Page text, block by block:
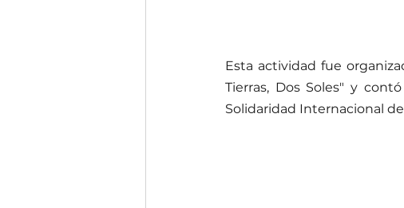
Esta actividad fue
Tierras, Dos Soles" y
Solidaridad Internacional